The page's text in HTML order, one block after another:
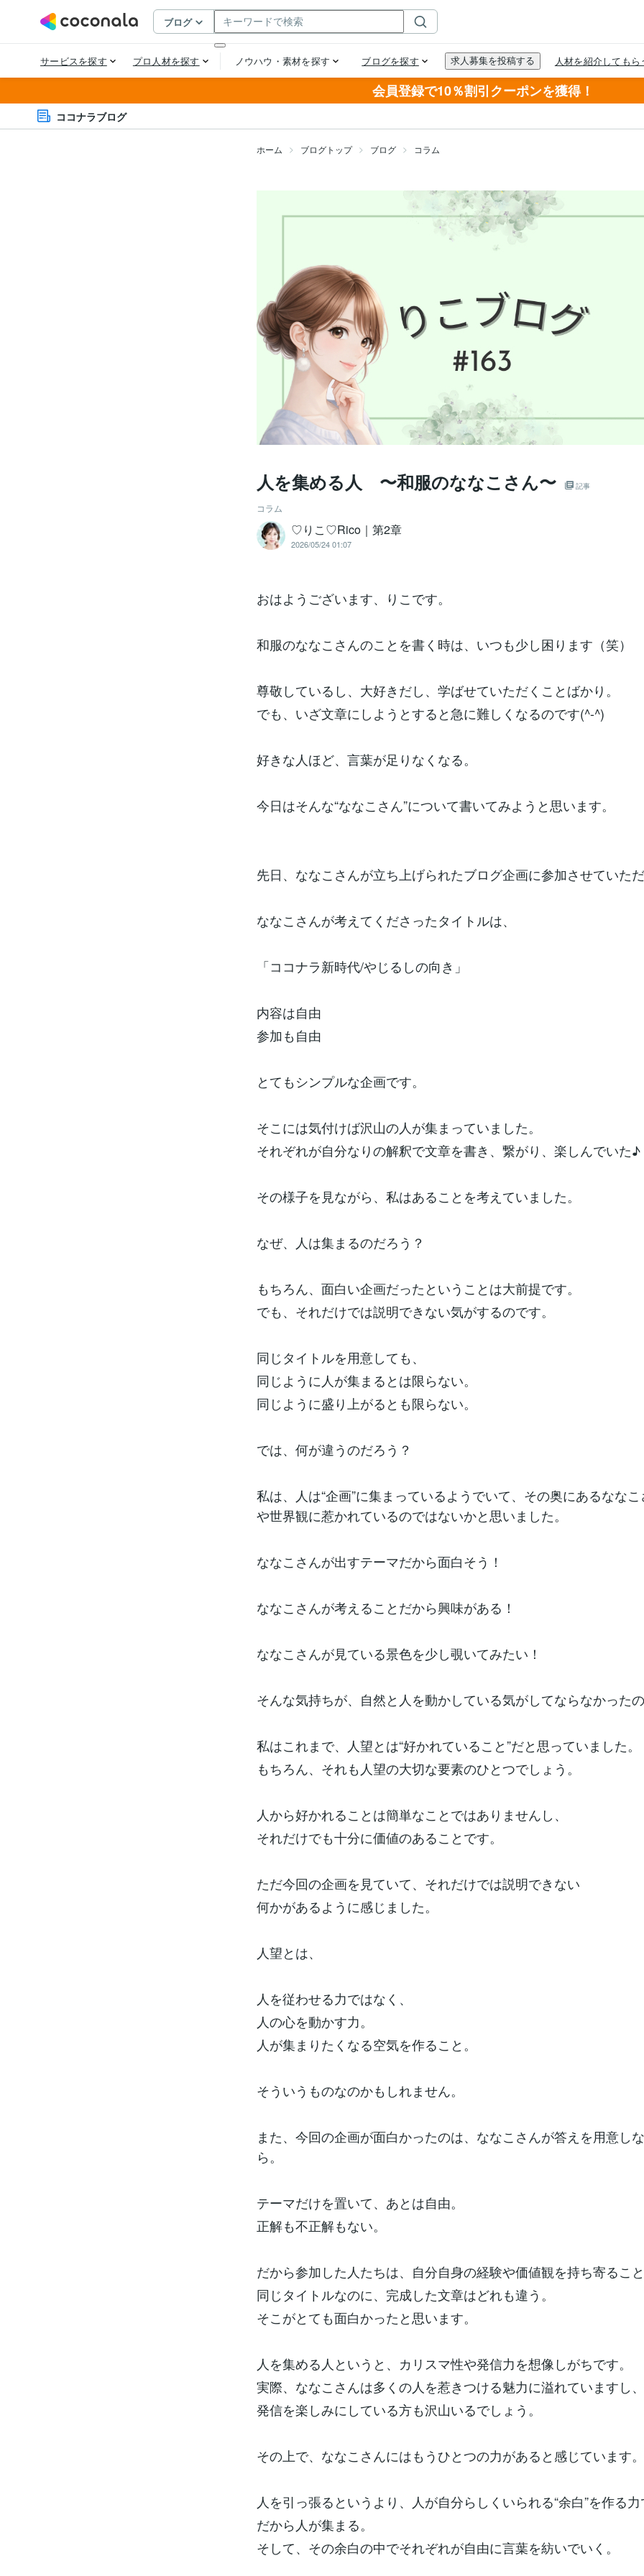
会員登録で10％割引クーポンを獲得！
ココナラブログ
ホーム ブログトップ ブログ コラム
人を集める人 〜和服のななこさん〜 記事
コラム
♡りこ♡Rico｜第2章
2026/05/24 01:07
おはようございます、りこです。
和服のななこさんのことを書く時は、いつも少し困ります（笑）
尊敬しているし、大好きだし、学ばせていただくことばかり。
でも、いざ文章にしようとすると急に難しくなるのです(^-^)
好きな人ほど、言葉が足りなくなる。
今日はそんな“ななこさん”について書いてみようと思います。
先日、ななこさんが立ち上げられたブログ企画に参加させていた
ななこさんが考えてくださったタイトルは、
「ココナラ新時代/やじるしの向き」
内容は自由
参加も自由
とてもシンプルな企画です。
そこには気付けば沢山の人が集まっていました。
それぞれが自分なりの解釈で文章を書き、繋がり、楽しんでいた♪
その様子を見ながら、私はあることを考えていました。
なぜ、人は集まるのだろう？
もちろん、面白い企画だったということは大前提です。
でも、それだけでは説明できない気がするのです。
同じタイトルを用意しても、
同じように人が集まるとは限らない。
同じように盛り上がるとも限らない。
では、何が違うのだろう？
私は、人は“企画”に集まっているようでいて、その奥にあるなな
や世界観に惹かれているのではないかと思いました。
ななこさんが出すテーマだから面白そう！
ななこさんが考えることだから興味がある！
ななこさんが見ている景色を少し覗いてみたい！
そんな気持ちが、自然と人を動かしている気がしてならなかった
私はこれまで、人望とは“好かれていること”だと思っていました。
もちろん、それも人望の大切な要素のひとつでしょう。
人から好かれることは簡単なことではありませんし、
それだけでも十分に価値のあることです。
ただ今回の企画を見ていて、それだけでは説明できない
何かがあるように感じました。
人望とは、
人を従わせる力ではなく、
人の心を動かす力。
人が集まりたくなる空気を作ること。
そういうものなのかもしれません。
また、今回の企画が面白かったのは、ななこさんが答えを用意し
ら。
テーマだけを置いて、あとは自由。
正解も不正解もない。
だから参加した人たちは、自分自身の経験や価値観を持ち寄るこ
同じタイトルなのに、完成した文章はどれも違う。
そこがとても面白かったと思います。
人を集める人というと、カリスマ性や発信力を想像しがちです。
実際、ななこさんは多くの人を惹きつける魅力に溢れていますし、
発信を楽しみにしている方も沢山いるでしょう。
その上で、ななこさんにはもうひとつの力があると感じています。
人を引っ張るというより、人が自分らしくいられる“余白”を作る
だから人が集まる。
そして、その余白の中でそれぞれが自由に言葉を紡いでいく。